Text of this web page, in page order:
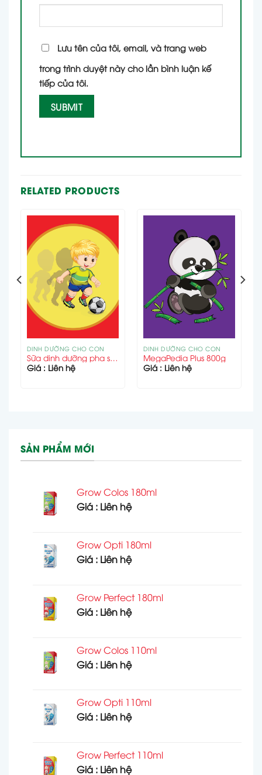
Lưu tên của tôi, email, và trang web
trong trình duyệt này cho lần bình luận kế
tiếp của tôi.
RELATED PRODUCTS
DINH DƯỠNG CHO CON
Sữa dinh dưỡng pha sẵn MegaGain Plus 180ml
Giá : Liên hệ
DINH DƯỠNG CHO CON
MegaPedia Plus 800g
Giá : Liên hệ
SẢN PHẨM MỚI
Grow Colos 180ml
Giá : Liên hệ
Grow Opti 180ml
Giá : Liên hệ
Grow Perfect 180ml
Giá : Liên hệ
Grow Colos 110ml
Giá : Liên hệ
Grow Opti 110ml
Giá : Liên hệ
Grow Perfect 110ml
Giá : Liên hệ